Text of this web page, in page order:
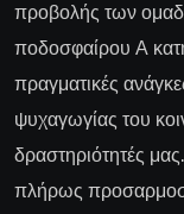
προβολής των
ποδοσφαίρου Α
πραγματικές
ψυχαγωγίας του
δραστηριότητές
πλήρως